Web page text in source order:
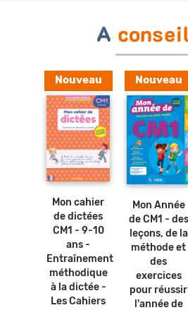
A
Nouveau
Ajouter
au
Mon cahier
de dictées
CM1 - 9-10
ans -
Entraînement
méthodique
à la dictée -
Les Cahiers
Nouveau
au
Mon Année
de CM1 - des
leçons, de la
méthode et
des
exercices
pour réussir
l'année de